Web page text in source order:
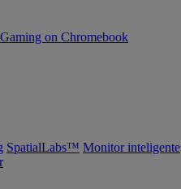
on Chromebook
SpatialLabs™ Monitor inteligente